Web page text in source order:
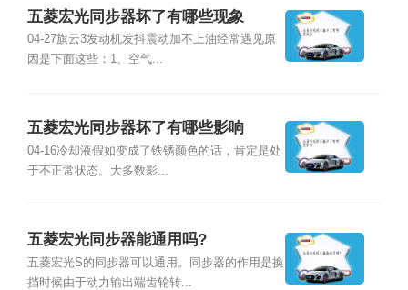
五菱宏光同步器坏了有哪些现象
04-27旗云3发动机发抖震动加不上油经常遇见原
因是下面这些：1、空气...
五菱宏光同步器坏了有哪些影响
04-16冷却液假如变成了铁锈颜色的话，肯定是处
于不正常状态。大多数影...
五菱宏光同步器能通用吗?
五菱宏光S的同步器可以通用。同步器的作用是换
挡时候由于动力输出端齿轮转...